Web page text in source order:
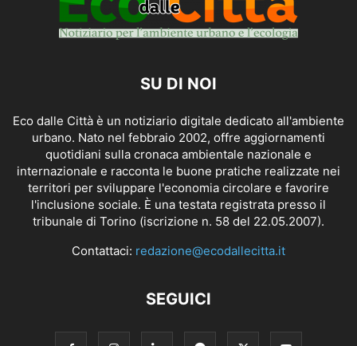
SU DI NOI
Eco dalle Città è un notiziario digitale dedicato all'ambiente
urbano. Nato nel febbraio 2002, offre aggiornamenti
quotidiani sulla cronaca ambientale nazionale e
internazionale e racconta le buone pratiche realizzate nei
territori per sviluppare l'economia circolare e favorire
l'inclusione sociale. È una testata registrata presso il
tribunale di Torino (iscrizione n. 58 del 22.05.2007).
Contattaci: redazione@ecodallecitta.it
SEGUICI